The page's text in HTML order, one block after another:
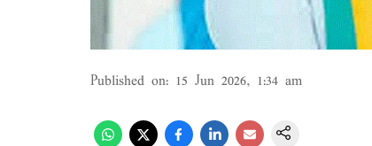
Published on: 15 Jun 2026, 1:34 am